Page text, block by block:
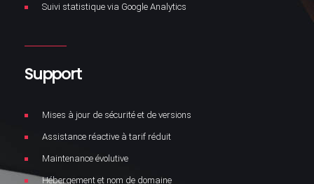
Suivi statistique via Google Analytics
Support
Mises à jour de sécurité et de versions
Assistance réactive à tarif réduit
Maintenance évolutive
Hébergement et nom de domaine